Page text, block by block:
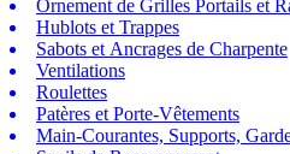
Ornement de Grilles Portails et
Hublots et Trappes
Sabots et Ancrages de Charpente
Ventilations
Roulettes
Patères et Porte-Vêtements
Main-Courantes, Supports,